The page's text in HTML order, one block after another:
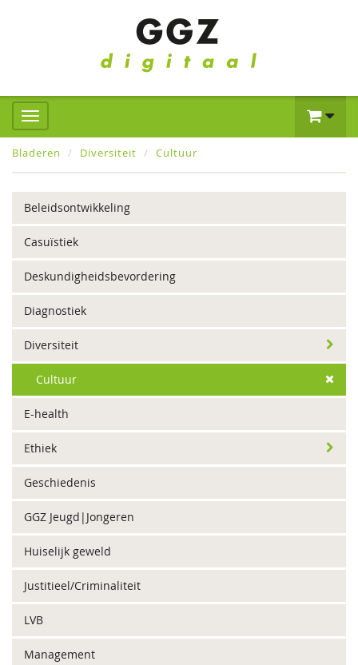
Bladeren Diversiteit Cultuur
Beleidsontwikkeling
Casuïstiek
Deskundigheidsbevordering
Diagnostiek
Diversiteit
Cultuur
E-health
Ethiek
Geschiedenis
GGZ Jeugd|Jongeren
Huiselijk geweld
Justitieel/Criminaliteit
LVB
Management